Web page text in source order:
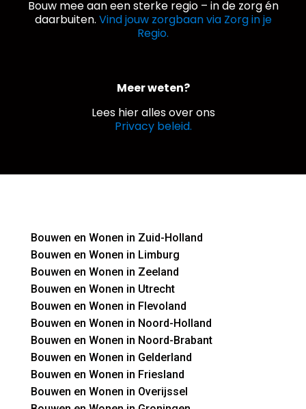
Bouw mee aan een sterke regio – in de zorg én
daarbuiten. Vind jouw zorgbaan via Zorg in je
Regio.
Meer weten?
Lees hier alles over ons
Privacy beleid.
Bouwen en Wonen in Zuid-Holland
Bouwen en Wonen in Limburg
Bouwen en Wonen in Zeeland
Bouwen en Wonen in Utrecht
Bouwen en Wonen in Flevoland
Bouwen en Wonen in Noord-Holland
Bouwen en Wonen in Noord-Brabant
Bouwen en Wonen in Gelderland
Bouwen en Wonen in Friesland
Bouwen en Wonen in Overijssel